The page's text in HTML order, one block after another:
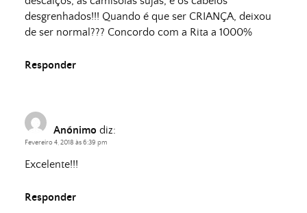
desgrenhados!!! Quando é que ser CRIANÇA, deixou
de ser normal??? Concordo com a Rita a 1000%
Responder
Anónimo diz:
Fevereiro 4, 2018 às 6:39 pm
Excelente!!!
Responder